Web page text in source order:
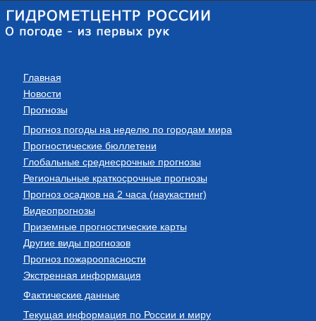
Главная
Новости
Прогнозы
Прогноз погоды на неделю по городам мира
Прогностические бюллетени
Глобальные среднесрочные прогнозы
Региональные краткосрочные прогнозы
Прогноз осадков на 2 часа (наукастинг)
Видеопрогнозы
Приземные прогностические карты
Другие виды прогнозов
Прогноз пожароопасности
Экстренная информация
Фактические данные
Текущая информация по России и миру